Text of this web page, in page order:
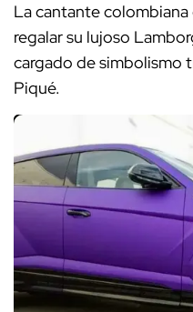
La cantante colombiana
regalar su lujoso
cargado de simbolismo
Piqué.